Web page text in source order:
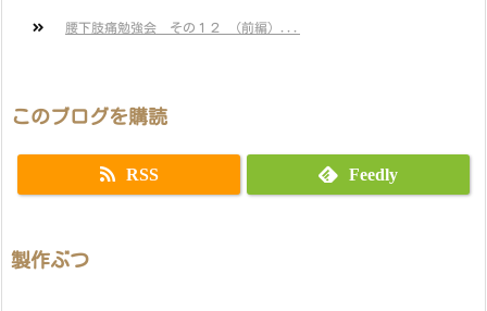
腰下肢痛勉強会 その１２ （前編）...
このブログを購読
RSS Feedly
製作ぶつ